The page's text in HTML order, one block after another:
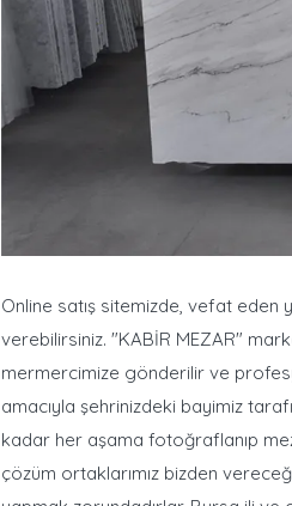
Online satış sitemizde, vefat eden
verebilirsiniz. "KABİR MEZAR"
mermercimize gönderilir ve
amacıyla şehrinizdeki bayimiz
kadar her aşama fotoğraflanıp
çözüm ortaklarımız bizden